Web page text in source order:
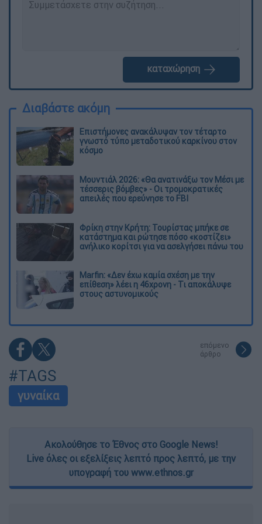
καταχώρηση
Διαβάστε ακόμη
Επιστήμονες ανακάλυψαν τον τέταρτο
γνωστό τύπο μεταδοτικού καρκίνου στον
κόσμο
Μουντιάλ 2026: «Θα ανατινάξω τον Μέσι με
τέσσερις βόμβες» - Οι τρομοκρατικές
απειλές που ερεύνησε το FBI
Φρίκη στην Κρήτη: Τουρίστας μπήκε σε
κατάστημα και ρώτησε πόσο «κοστίζει»
ανήλικο κορίτσι για να ασελγήσει πάνω του
Marfin: «Δεν έχω καμία σχέση με την
επίθεση» λέει η 46χρονη - Τι αποκάλυψε
στους αστυνομικούς
επόμενο
άρθρο
#TAGS
γυναίκα
Ακολούθησε το Έθνος στο Google News!
Live όλες οι εξελίξεις λεπτό προς λεπτό, με την
υπογραφή του www.ethnos.gr